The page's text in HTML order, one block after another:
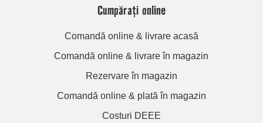
Cumpărați online
Comandă online & livrare acasă
Comandă online & livrare în magazin
Rezervare în magazin
Comandă online & plată în magazin
Costuri DEEE